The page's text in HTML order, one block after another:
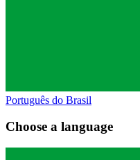
Português do Brasil
Choose a language